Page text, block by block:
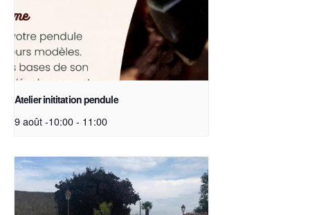
Atelier inititation pendule
9 août -10:00- 11:00